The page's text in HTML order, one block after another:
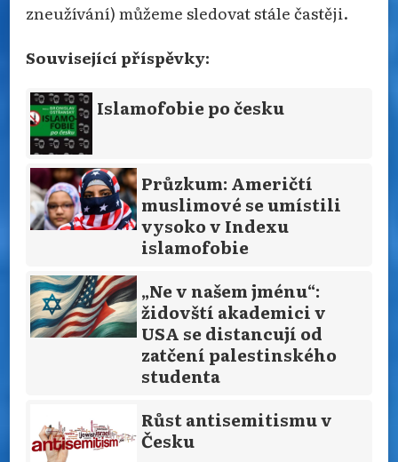
zneužívání) můžeme sledovat stále častěji.
Související příspěvky:
Islamofobie po česku
Průzkum: Američtí
muslimové se umístili
vysoko v Indexu
islamofobie
„Ne v našem jménu“:
židovští akademici v
USA se distancují od
zatčení palestinského
studenta
Růst antisemitismu v
Česku